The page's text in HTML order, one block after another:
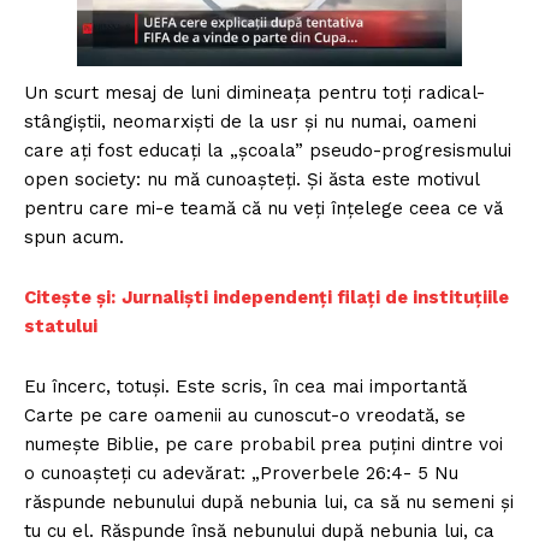
Un scurt mesaj de luni dimineața pentru toți radical-
stângiștii, neomarxiști de la usr și nu numai, oameni
care ați fost educați la „școala” pseudo-progresismului
open society: nu mă cunoașteți. Și ăsta este motivul
pentru care mi-e teamă că nu veți înțelege ceea ce vă
spun acum.
Citește și: Jurnaliști independenți filați de instituțiile
statului
Eu încerc, totuși. Este scris, în cea mai importantă
Carte pe care oamenii au cunoscut-o vreodată, se
numește Biblie, pe care probabil prea puțini dintre voi
o cunoașteți cu adevărat: „Proverbele 26:4- 5 Nu
răspunde nebunului după nebunia lui, ca să nu semeni și
tu cu el. Răspunde însă nebunului după nebunia lui, ca